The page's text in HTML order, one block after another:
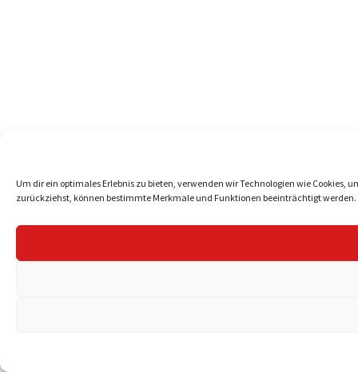
Um dir ein optimales Erlebnis zu bieten, verwenden wir Technologien wie
zurückziehst, können bestimmte Merkmale und Funktionen beeinträchtigt werden.